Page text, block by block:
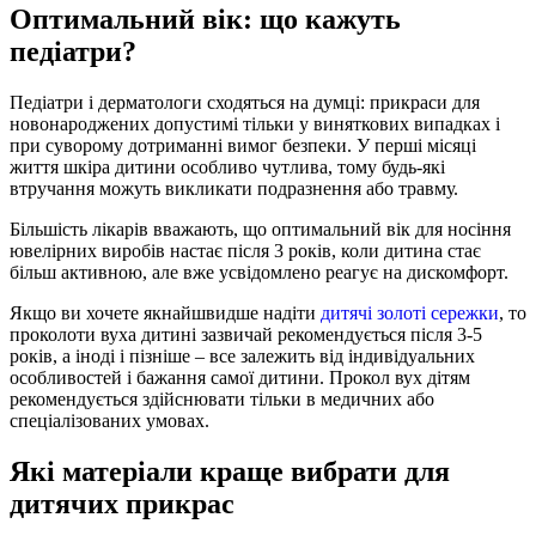
Оптимальний вік: що кажуть
педіатри?
Педіатри і дерматологи сходяться на думці: прикраси для
новонароджених допустимі тільки у виняткових випадках і
при суворому дотриманні вимог безпеки. У перші місяці
життя шкіра дитини особливо чутлива, тому будь-які
втручання можуть викликати подразнення або травму.
Більшість лікарів вважають, що оптимальний вік для носіння
ювелірних виробів настає після 3 років, коли дитина стає
більш активною, але вже усвідомлено реагує на дискомфорт.
Якщо ви хочете якнайшвидше надіти дитячі золоті сережки, то
проколоти вуха дитині зазвичай рекомендується після 3-5
років, а іноді і пізніше – все залежить від індивідуальних
особливостей і бажання самої дитини. Прокол вух дітям
рекомендується здійснювати тільки в медичних або
спеціалізованих умовах.
Які матеріали краще вибрати для
дитячих прикрас